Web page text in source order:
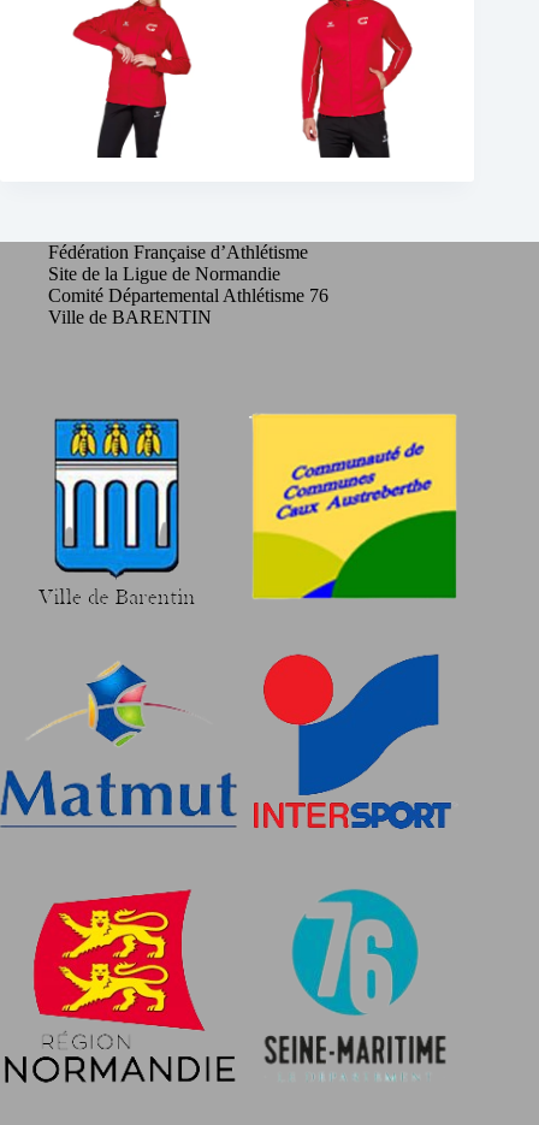
Fédération Française d’Athlétisme
Site de la Ligue de Normandie
Comité Départemental Athlétisme 76
Ville de BARENTIN